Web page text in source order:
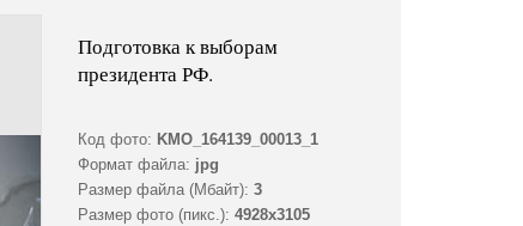
Подготовка к выборам
президента РФ.
Код фото: KMO_164139_00013_1
Формат файла: jpg
Размер файла (Мбайт): 3
Размер фото (пикс.): 4928x3105